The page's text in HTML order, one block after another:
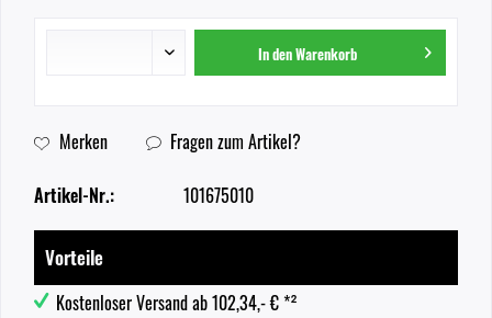
In denWarenkorb
Merken Fragen zum Artikel?
Artikel-Nr.: 101675010
Vorteile
Kostenloser Versand ab 102,34,- € *²